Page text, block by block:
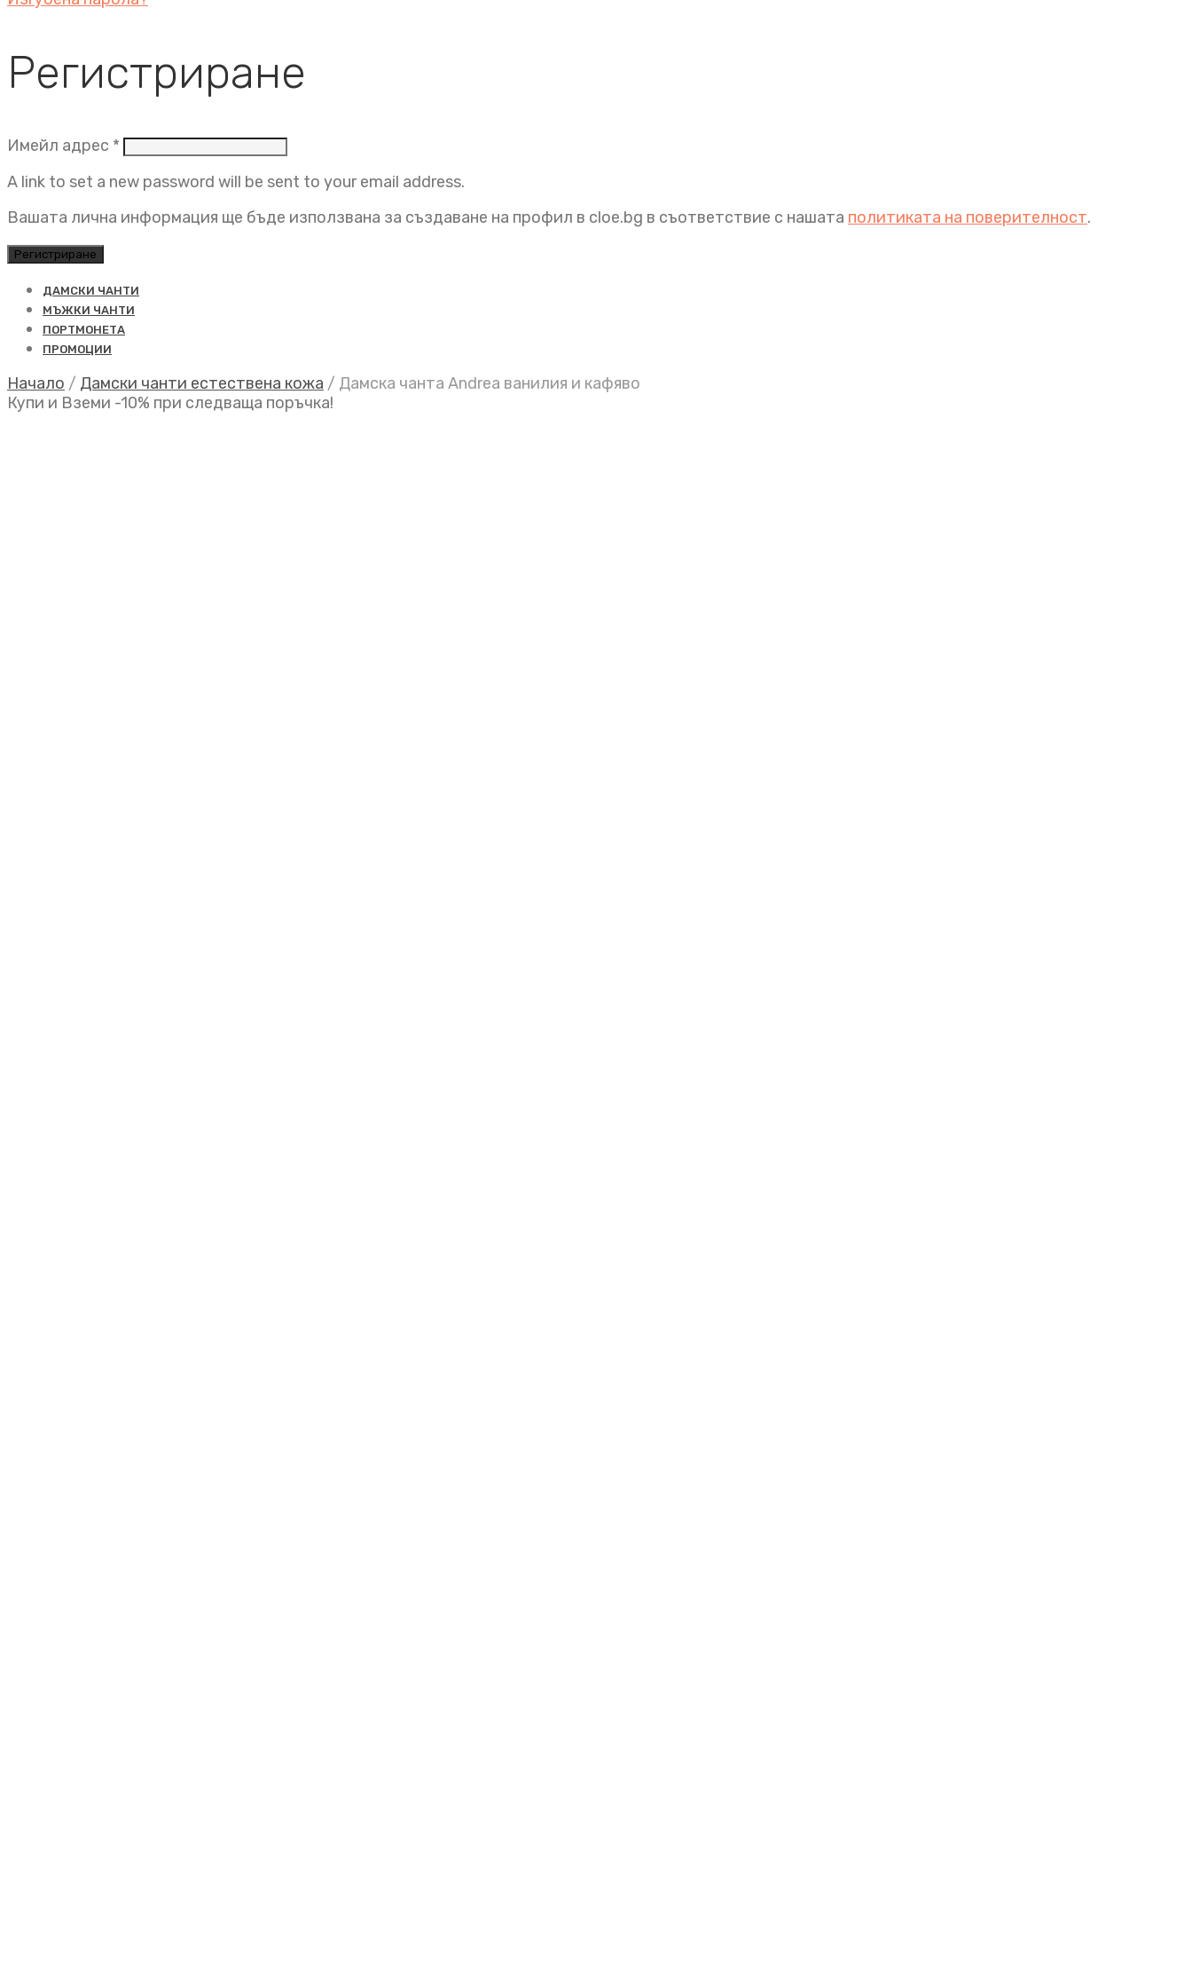
Регистриране
Имейл адрес * Задължително
A link to set a new password will be sent to your email address.
Вашата лична информация ще бъде използвана за създаване на профил в cloe.bg в съответствие с нашата политиката на поверителност.
Регистриране
ДАМСКИ ЧАНТИ
МЪЖКИ ЧАНТИ
ПОРТМОНЕТА
ПРОМОЦИИ
Начало / Дамски чанти естествена кожа / Дамска чанта Andrea ванилия и кафяво
Купи и Вземи -10% при следваща поръчка!